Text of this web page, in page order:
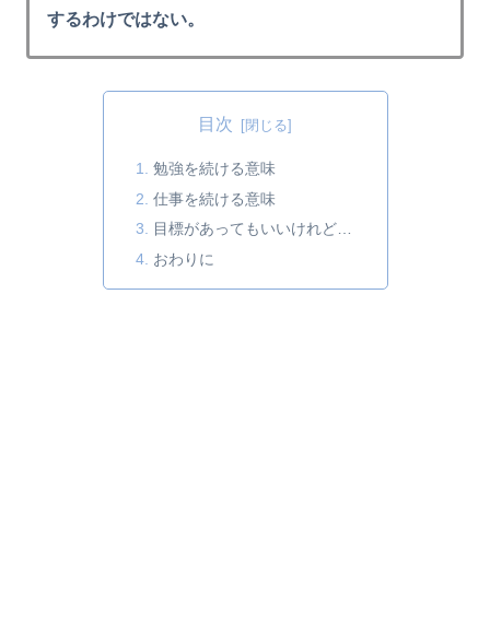
するわけではない。
目次
勉強を続ける意味
仕事を続ける意味
目標があってもいいけれど…
おわりに